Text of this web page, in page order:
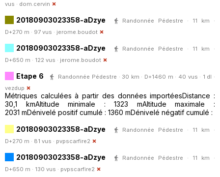
vus · dom.cervin
20180903023358-aDzye
Randonnée Pédestre · 11 km ·
D+270 m · 97 vus · jerome.boudot
20180903023358-aDzye
Randonnée Pédestre · 11 km ·
D+650 m · 122 vus · jerome.boudot
Etape 6
Randonnée Pédestre · 30 km · D+1460 m · 40 vus · 1 dl ·
vezdup
Métriques calculées à partir des données importéesDistance :
30,1 kmAltitude minimale : 1323 mAltitude maximale :
2031 mDénivelé positif cumulé : 1360 mDénivelé négatif cumulé :
20180903023358-aDzye
Randonnée Pédestre · 11 km ·
D+270 m · 81 vus · pvpscarfire2
20180903023358-aDzye
Randonnée Pédestre · 11 km ·
D+650 m · 130 vus · pvpscarfire2